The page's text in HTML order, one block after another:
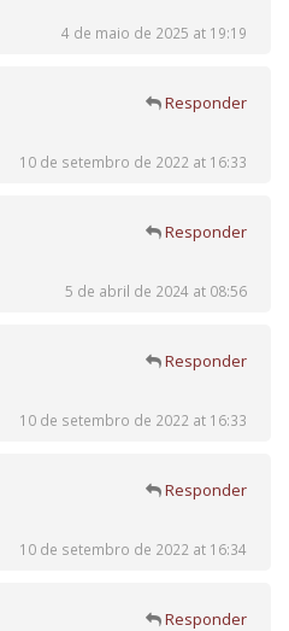
4 de maio de 2025 at 19:19
Responder
10 de setembro de 2022 at 16:33
Responder
5 de abril de 2024 at 08:56
Responder
10 de setembro de 2022 at 16:33
Responder
10 de setembro de 2022 at 16:34
Responder